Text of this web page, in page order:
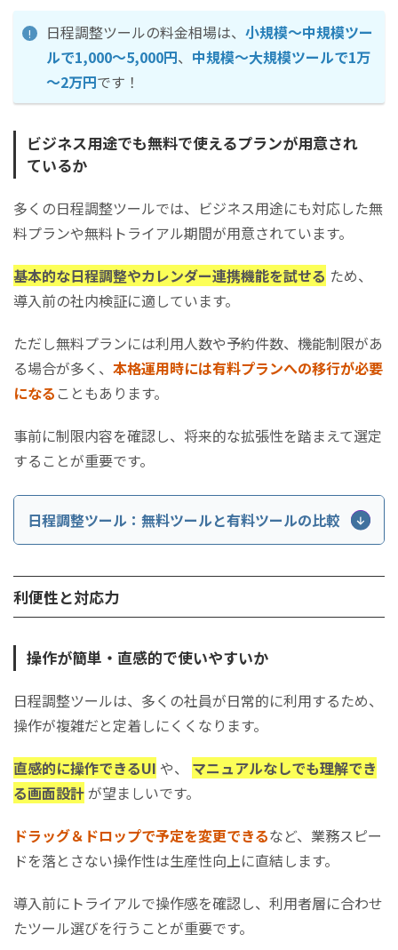
日程調整ツールの料金相場は、 小規模～中規模ツー
ルで1,000～5,000円、 中規模～大規模ツールで1万
～2万円です！
ビジネス用途でも無料で使えるプランが用意され
ているか
多くの日程調整ツールでは、ビジネス用途にも対応した無
料プランや無料トライアル期間が用意されています。
基本的な日程調整やカレンダー連携機能を試せる ため、
導入前の社内検証に適しています。
ただし無料プランには利用人数や予約件数、機能制限があ
る場合が多く、 本格運用時には有料プランへの移行が必要
になる こともあります。
事前に制限内容を確認し、将来的な拡張性を踏まえて選定
することが重要です。
日程調整ツール：無料ツールと有料ツールの比較
利用料金 0円で利用可能
利用回数・
月間予約件数や参加人数に上限
がある場合が多い
基本的な日程調整、単一カレン
ダー連携など最小限
連
チーム対応
個人利用が中心、チーム機能は
カスタマイズ性
フォームや通知文、ブランド要
サポート体制
FAQ・メール中心、応答まで
時間がかかる場合あり
利便性と対応力
操作が簡単・直感的で使いやすいか
日程調整ツールは、多くの社員が日常的に利用するため、
操作が複雑だと定着しにくくなります。
直感的に操作できるUI や、 マニュアルなしでも理解でき
る画面設計が望ましいです。
ドラッグ＆ドロップで予定を変更できるなど、業務スピー
ドを落とさない操作性は生産性向上に直結します。
導入前にトライアルで操作感を確認し、利用者層に合わせ
たツール選びを行うことが重要です。